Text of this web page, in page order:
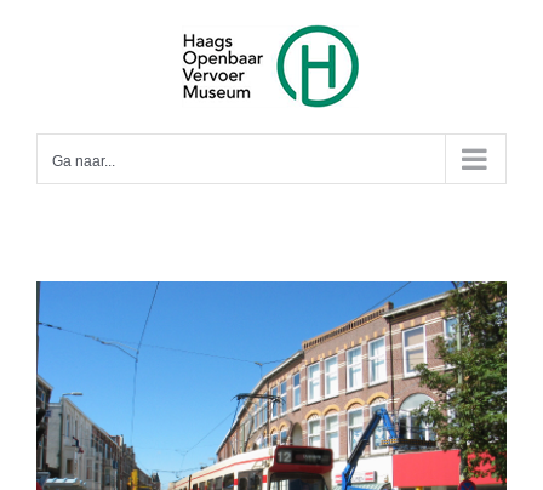
Ga naar...